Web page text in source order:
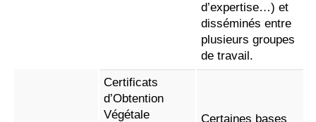
d’expertise…) et
disséminés entre
plusieurs groupes
de travail.
Certificats
d’Obtention
Végétale
Certaines bases